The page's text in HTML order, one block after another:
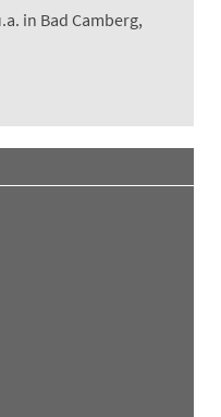
in Bad Camberg,